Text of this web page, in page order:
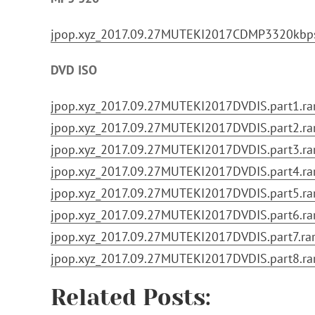
DVD ISO
jpop.xyz_2017.09.27MUTEKI2017DVDIS.part7.rar
Related Posts: